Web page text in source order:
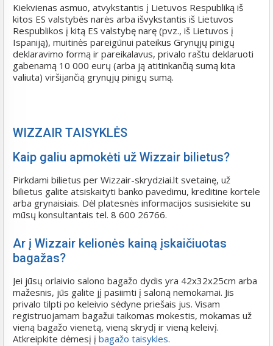
Kiekvienas asmuo, atvykstantis į Lietuvos Respubliką iš
kitos ES valstybės narės arba išvykstantis iš Lietuvos
Respublikos į kitą ES valstybę narę (pvz., iš Lietuvos į
Ispaniją), muitinės pareigūnui pateikus Grynųjų pinigų
deklaravimo formą ir pareikalavus, privalo raštu deklaruoti
gabenamą 10 000 eurų (arba ją atitinkančią sumą kita
valiuta) viršijančią grynųjų pinigų sumą.
WIZZAIR TAISYKLĖS
Kaip galiu apmokėti už Wizzair bilietus?
Pirkdami bilietus per Wizzair-skrydziai.lt svetainę, už
bilietus galite atsiskaityti banko pavedimu, kreditine kortele
arba grynaisiais. Dėl platesnės informacijos susisiekite su
mūsų konsultantais tel. 8 600 26766.
Ar į Wizzair kelionės kainą įskaičiuotas
bagažas?
Jei jūsų orlaivio salono bagažo dydis yra 42x32x25cm arba
mažesnis, jūs galite jį pasiimti į saloną nemokamai. Jis
privalo tilpti po keleivio sėdyne priešais jus. Visam
registruojamam bagažui taikomas mokestis, mokamas už
vieną bagažo vienetą, vieną skrydį ir vieną keleivį.
Atkreipkite dėmesį į bagažo taisykles.